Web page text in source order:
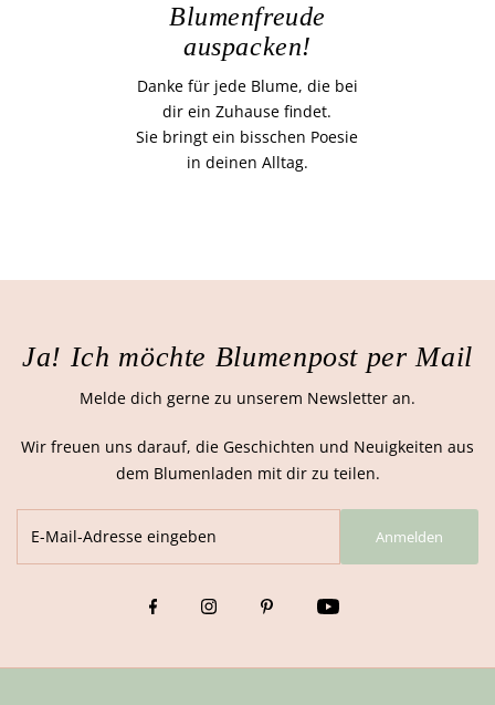
Blumenfreude
auspacken!
Danke für jede Blume, die bei
dir ein Zuhause findet.
Sie bringt ein bisschen Poesie
in deinen Alltag.
Ja! Ich möchte Blumenpost per Mail
Melde dich gerne zu unserem Newsletter an.
Wir freuen uns darauf, die Geschichten und Neuigkeiten aus
dem Blumenladen mit dir zu teilen.
Anmelden